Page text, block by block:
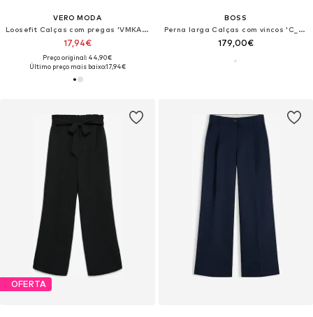
VERO MODA
Loosefit Calças com pregas 'VMKATELYN'
17,94€
Preço original: 44,90€
Último preço mais baixo:17,94€
BOSS
Perna larga Calças com vincos 'C_Tacodi1'
179,00€
OFERTA